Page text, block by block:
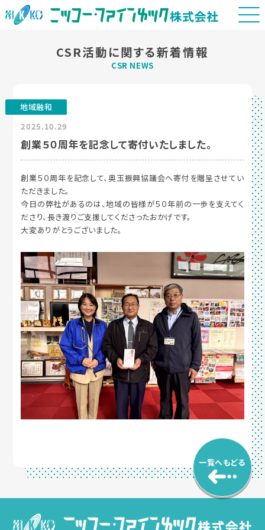
CSR活動に関する新着情報
CSR NEWS
地域融和
2025.10.29
創業５０周年を記念して寄付いたしました。
創業５０周年を記念して、奥玉振興協議会へ寄付を贈呈させてい
ただきました。
今日の弊社があるのは、地域の皆様が５０年前の一歩を支えてく
ださり、長き渡りご支援してくださったおかげです。
大変ありがとうございました。
一覧へもどる